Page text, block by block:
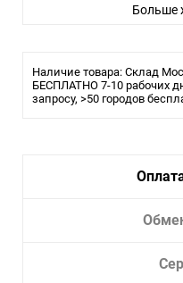
Температура свечения:
Влагозащита:
Больше
Наличие товара: Склад
БЕСПЛАТНО 7-10 рабочих
запросу, >50 городов